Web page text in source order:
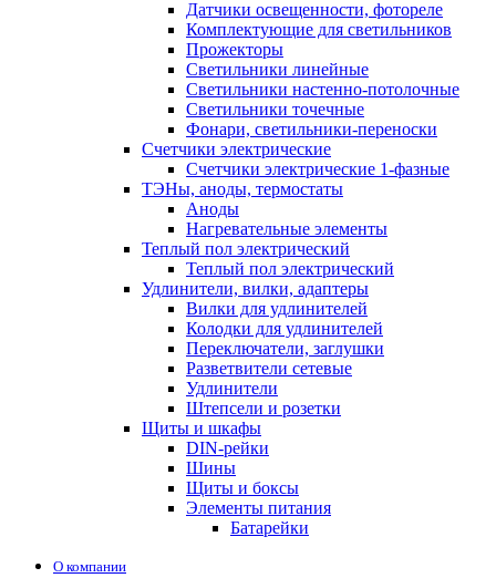
Датчики освещенности, фотореле
Комплектующие для светильников
Прожекторы
Светильники линейные
Светильники настенно-потолочные
Светильники точечные
Фонари, светильники-переноски
Счетчики электрические
Счетчики электрические 1-фазные
ТЭНы, аноды, термостаты
Аноды
Нагревательные элементы
Теплый пол электрический
Теплый пол электрический
Удлинители, вилки, адаптеры
Вилки для удлинителей
Колодки для удлинителей
Переключатели, заглушки
Разветвители сетевые
Удлинители
Штепсели и розетки
Щиты и шкафы
DIN-рейки
Шины
Щиты и боксы
Элементы питания
Батарейки
О компании